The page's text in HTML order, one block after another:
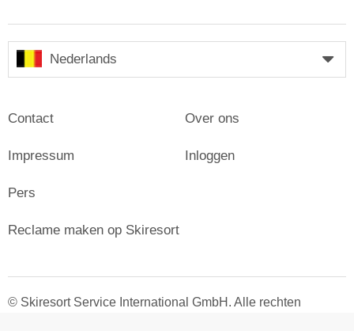
Nederlands
Contact
Impressum
Pers
Over ons
Inloggen
Reclame maken op Skiresort
© Skiresort Service International GmbH. Alle rechten